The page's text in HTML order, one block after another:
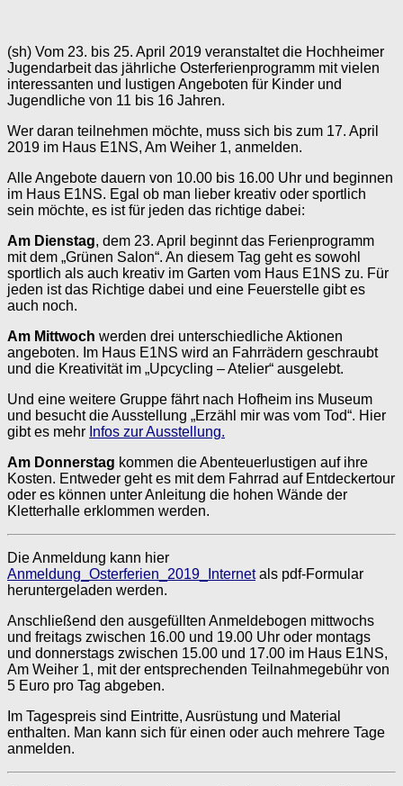
(sh) Vom 23. bis 25. April 2019 veranstaltet die Hochheimer
Jugendarbeit das jährliche Osterferienprogramm mit vielen
interessanten und lustigen Angeboten für Kinder und
Jugendliche von 11 bis 16 Jahren.
Wer daran teilnehmen möchte, muss sich bis zum 17. April
2019 im Haus E1NS, Am Weiher 1, anmelden.
Alle Angebote dauern von 10.00 bis 16.00 Uhr und beginnen
im Haus E1NS. Egal ob man lieber kreativ oder sportlich
sein möchte, es ist für jeden das richtige dabei:
Am Dienstag, dem 23. April beginnt das Ferienprogramm
mit dem „Grünen Salon“. An diesem Tag geht es sowohl
sportlich als auch kreativ im Garten vom Haus E1NS zu. Für
jeden ist das Richtige dabei und eine Feuerstelle gibt es
auch noch.
Am Mittwoch werden drei unterschiedliche Aktionen
angeboten. Im Haus E1NS wird an Fahrrädern geschraubt
und die Kreativität im „Upcycling – Atelier“ ausgelebt.
Und eine weitere Gruppe fährt nach Hofheim ins Museum
und besucht die Ausstellung „Erzähl mir was vom Tod“. Hier
gibt es mehr Infos zur Ausstellung.
Am Donnerstag kommen die Abenteuerlustigen auf ihre
Kosten. Entweder geht es mit dem Fahrrad auf Entdeckertour
oder es können unter Anleitung die hohen Wände der
Kletterhalle erklommen werden.
Die Anmeldung kann hier
Anmeldung_Osterferien_2019_Internetals pdf-Formular
heruntergeladen werden.
Anschließend den ausgefüllten Anmeldebogen mittwochs
und freitags zwischen 16.00 und 19.00 Uhr oder montags
und donnerstags zwischen 15.00 und 17.00 im Haus E1NS,
Am Weiher 1, mit der entsprechenden Teilnahmegebühr von
5 Euro pro Tag abgeben.
Im Tagespreis sind Eintritte, Ausrüstung und Material
enthalten. Man kann sich für einen oder auch mehrere Tage
anmelden.